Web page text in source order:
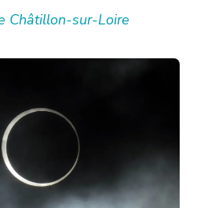
Châtillon-sur-Loire